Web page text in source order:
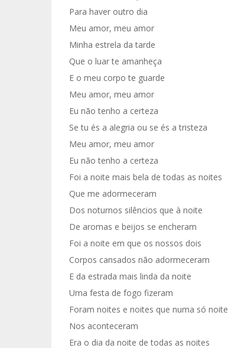
Para haver outro dia
Meu amor, meu amor
Minha estrela da tarde
Que o luar te amanheça
E o meu corpo te guarde
Meu amor, meu amor
Eu não tenho a certeza
Se tu és a alegria ou se és a tristeza
Meu amor, meu amor
Eu não tenho a certeza
Foi a noite mais bela de todas as noites
Que me adormeceram
Dos noturnos silêncios que à noite
De aromas e beijos se encheram
Foi a noite em que os nossos dois
Corpos cansados não adormeceram
E da estrada mais linda da noite
Uma festa de fogo fizeram
Foram noites e noites que numa só noite
Nos aconteceram
Era o dia da noite de todas as noites